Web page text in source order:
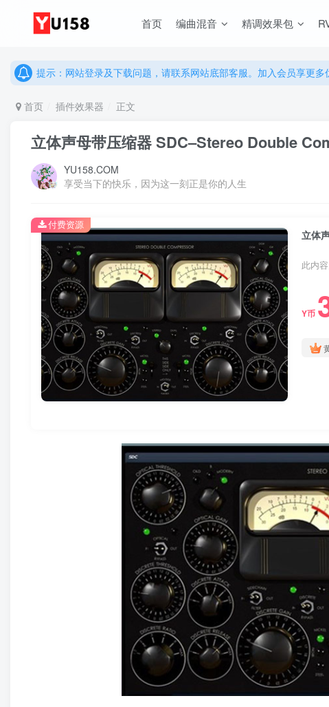
首页 编曲混音 精调效果包
提示：网站登录及下载问题，请联系网站底部客服。加入会员享更多
提示：网站登录及下载问题，请联系网站底部客服。加入会员享更多
首页 插件效果器 正文
立体声母带压缩器 SDC–Stereo Double
YU158.COM
享受当下的快乐，因为这一刻正是你的人生
立体
此内
Y币
付费资源